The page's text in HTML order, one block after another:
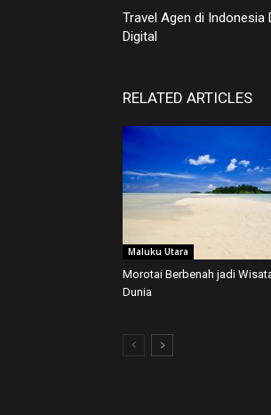
Travel Agen di
Digital
RELATED ARTICLES
Maluku Utara
Morotai Berbenah jadi
Dunia